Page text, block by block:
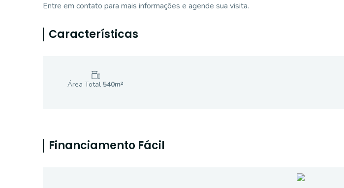
Entre em contato para mais informações e agende sua visita.
Características
Área Total 540m²
Financiamento Fácil